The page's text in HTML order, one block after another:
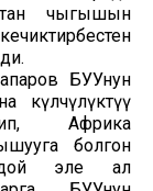
чыгышын
БУУнун
Африка
болгон
эле ал